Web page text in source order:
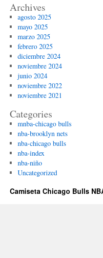
Archives
agosto 2025
mayo 2025
marzo 2025
febrero 2025
diciembre 2024
noviembre 2024
junio 2024
noviembre 2022
noviembre 2021
Categories
mnba-chicago bulls
nba-brooklyn nets
nba-chicago bulls
nba-index
nba-niño
Uncategorized
Camiseta Chicago Bulls